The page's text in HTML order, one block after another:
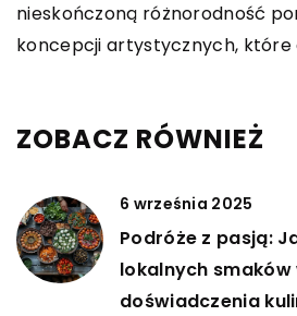
nieskończoną różnorodność
koncepcji artystycznych, które
ZOBACZ RÓWNIEŻ
6 września 2025
Podróże z pasją:
lokalnych
doświadczenia